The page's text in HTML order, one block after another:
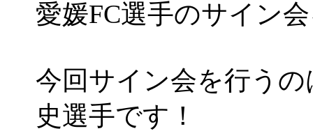
愛媛FC選手のサイン
今回サイン会を行うの
史選手です！